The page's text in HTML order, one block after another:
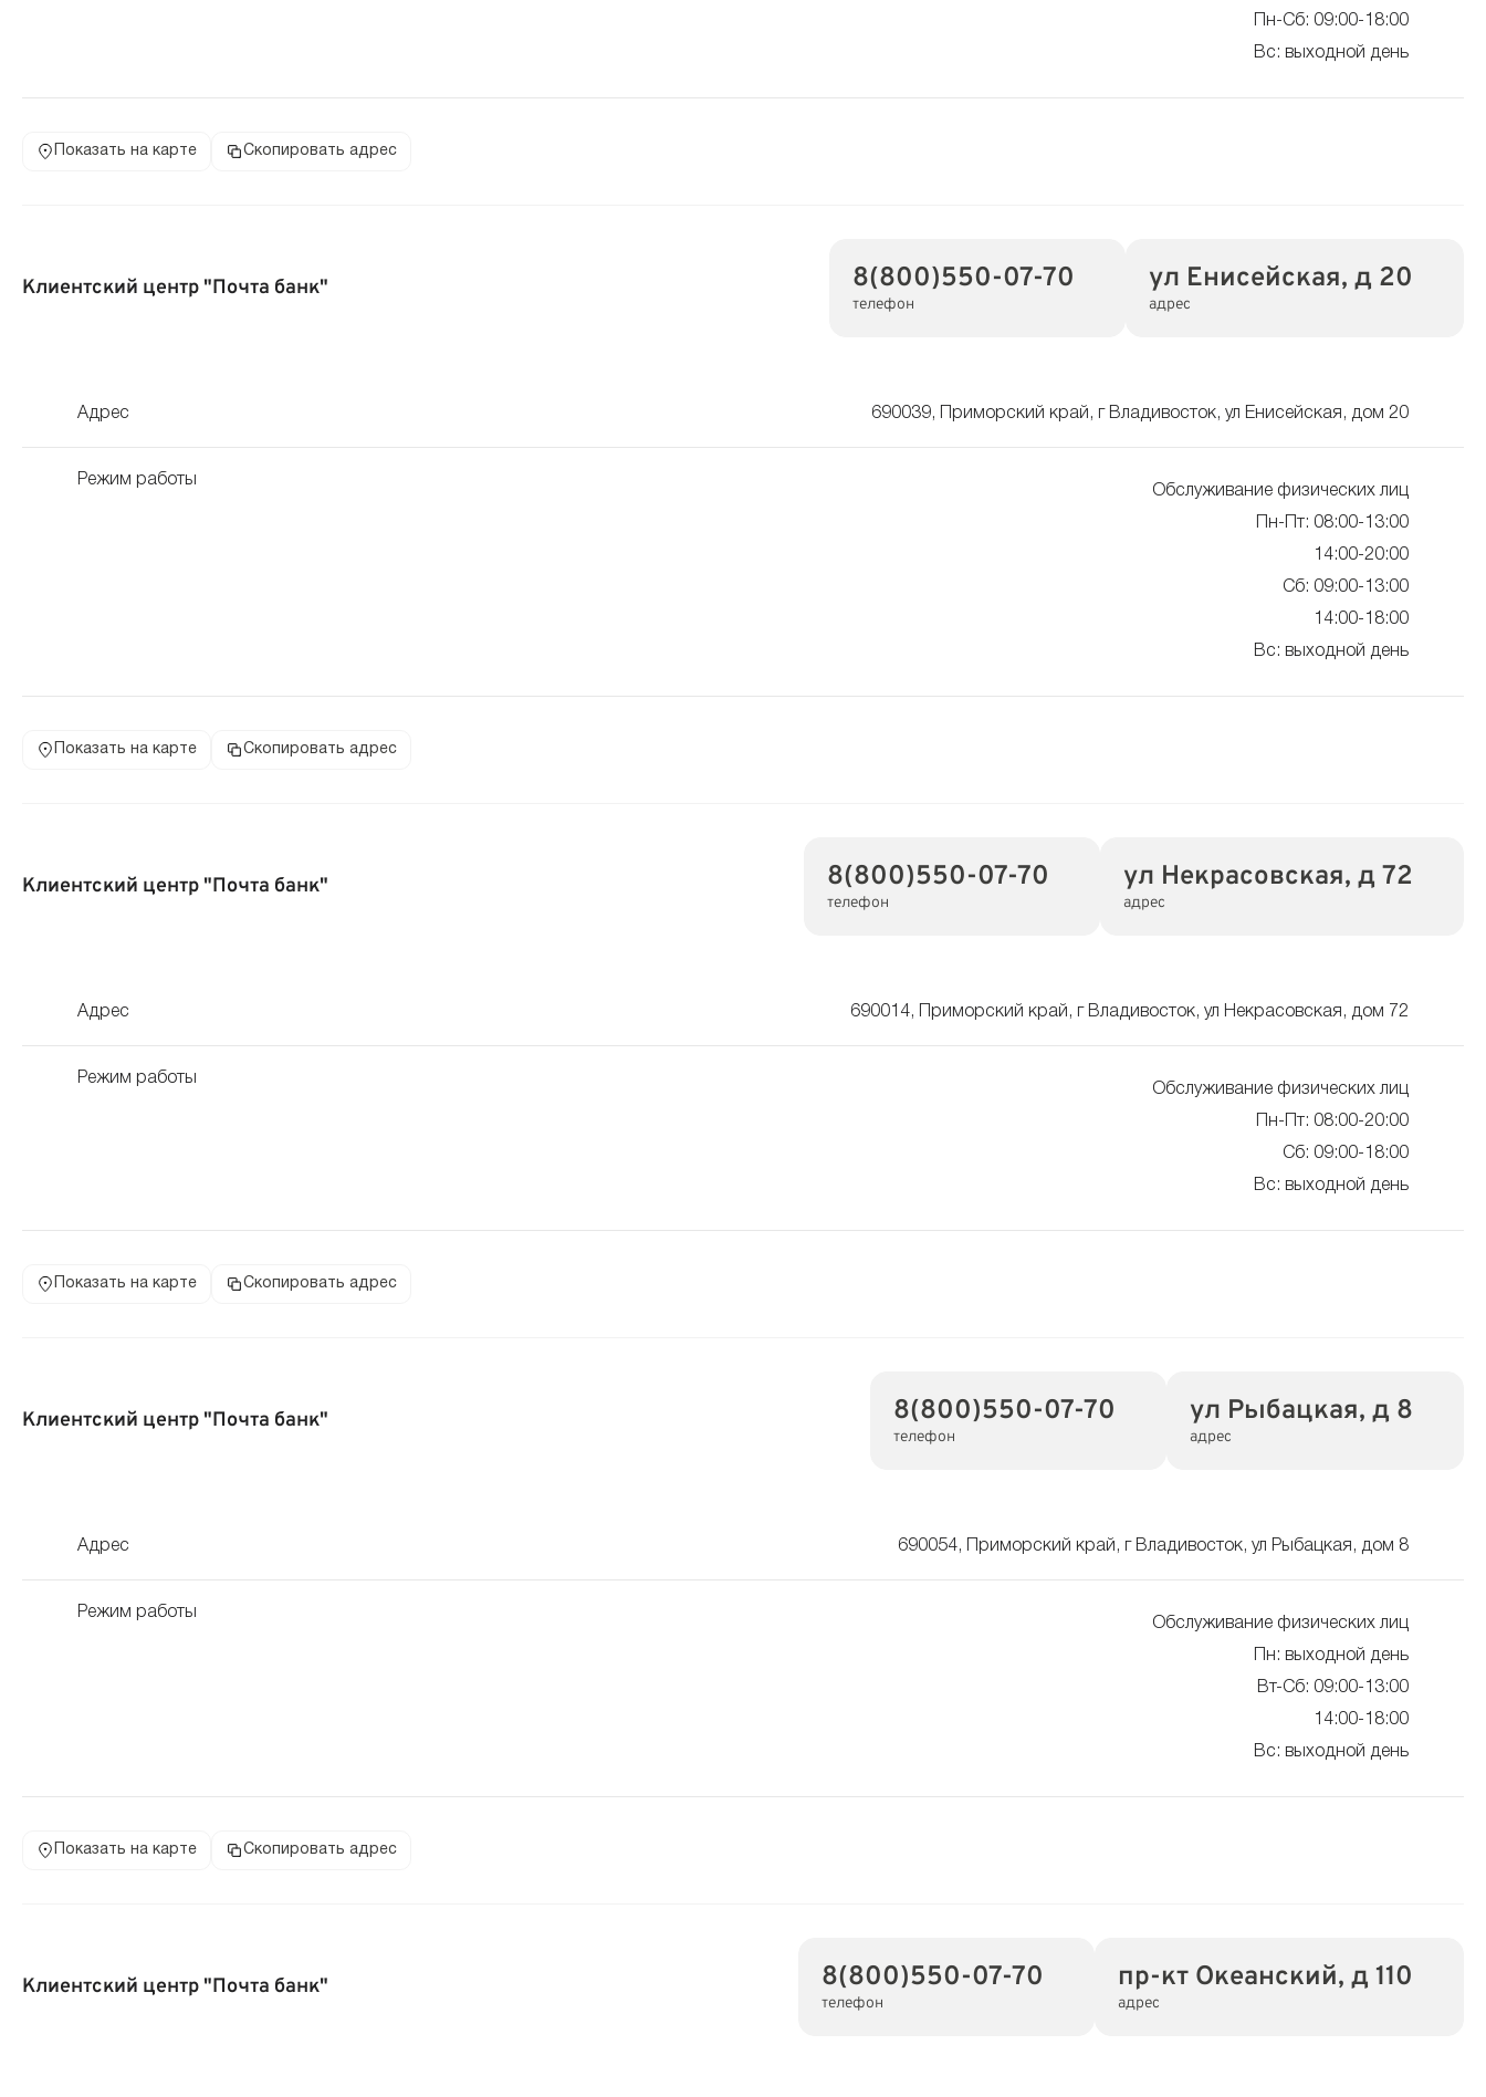
Пн-Сб: 09:00-18:00
Вс: выходной день
Показать на карте Скопировать адрес
Клиентский центр "Почта банк" 8(800)550-07-70
телефон
ул Енисейская, д 20
адрес
Адрес 690039, Приморский край, г Владивосток, ул Енисейская, дом 20
Режим работы
Обслуживание физических лиц
Пн-Пт: 08:00-13:00
14:00-20:00
Сб: 09:00-13:00
14:00-18:00
Вс: выходной день
Показать на карте Скопировать адрес
Клиентский центр "Почта банк" 8(800)550-07-70
телефон
ул Некрасовская, д 72
адрес
Адрес 690014, Приморский край, г Владивосток, ул Некрасовская, дом 72
Режим работы
Обслуживание физических лиц
Пн-Пт: 08:00-20:00
Сб: 09:00-18:00
Вс: выходной день
Показать на карте Скопировать адрес
Клиентский центр "Почта банк" 8(800)550-07-70
телефон
ул Рыбацкая, д 8
адрес
Адрес 690054, Приморский край, г Владивосток, ул Рыбацкая, дом 8
Режим работы
Обслуживание физических лиц
Пн: выходной день
Вт-Сб: 09:00-13:00
14:00-18:00
Вс: выходной день
Показать на карте Скопировать адрес
Клиентский центр "Почта банк" 8(800)550-07-70
телефон
пр-кт Океанский, д 110
адрес